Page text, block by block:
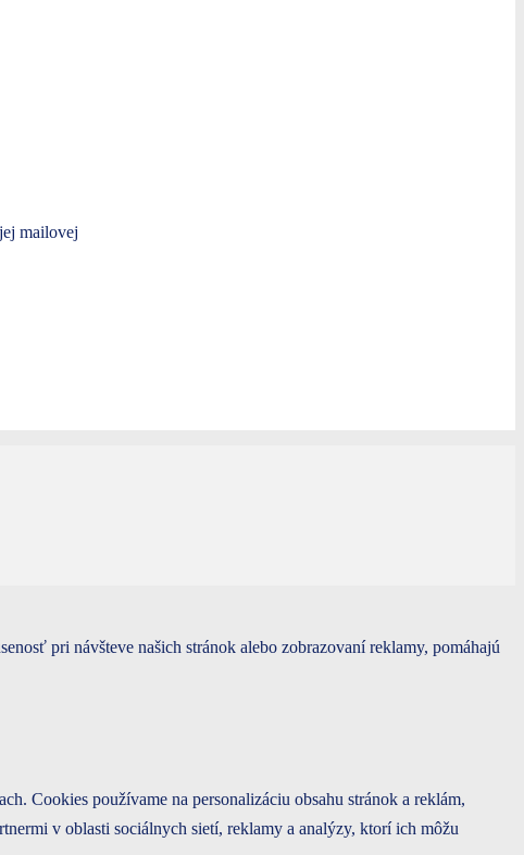
mailovej
pri návšteve našich stránok alebo zobrazovaní reklamy, pomáhajú
Cookies používame na personalizáciu obsahu stránok a reklám,
v oblasti sociálnych sietí, reklamy a analýzy, ktorí ich môžu